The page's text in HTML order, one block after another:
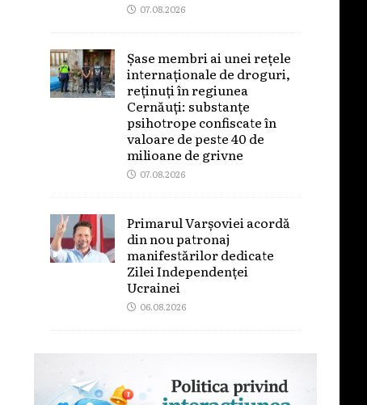
07.08.2026
Șase membri ai unei rețele
internaționale de droguri,
reținuți în regiunea
Cernăuți: substanțe
psihotrope confiscate în
valoare de peste 40 de
milioane de grivne
07.08.2026
Primarul Varșoviei acordă
din nou patronaj
manifestărilor dedicate
Zilei Independenței
Ucrainei
06.08.2026